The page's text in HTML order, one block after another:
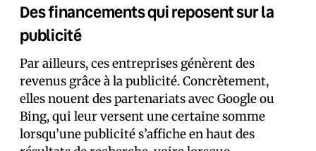
Des financements qui reposent sur la
publicité
Par ailleurs, ces entreprises génèrent des
revenus grâce à la publicité. Concrètement,
elles nouent des partenariats avec Google ou
Bing, qui leur versent une certaine somme
lorsqu’une publicité s’affiche en haut des